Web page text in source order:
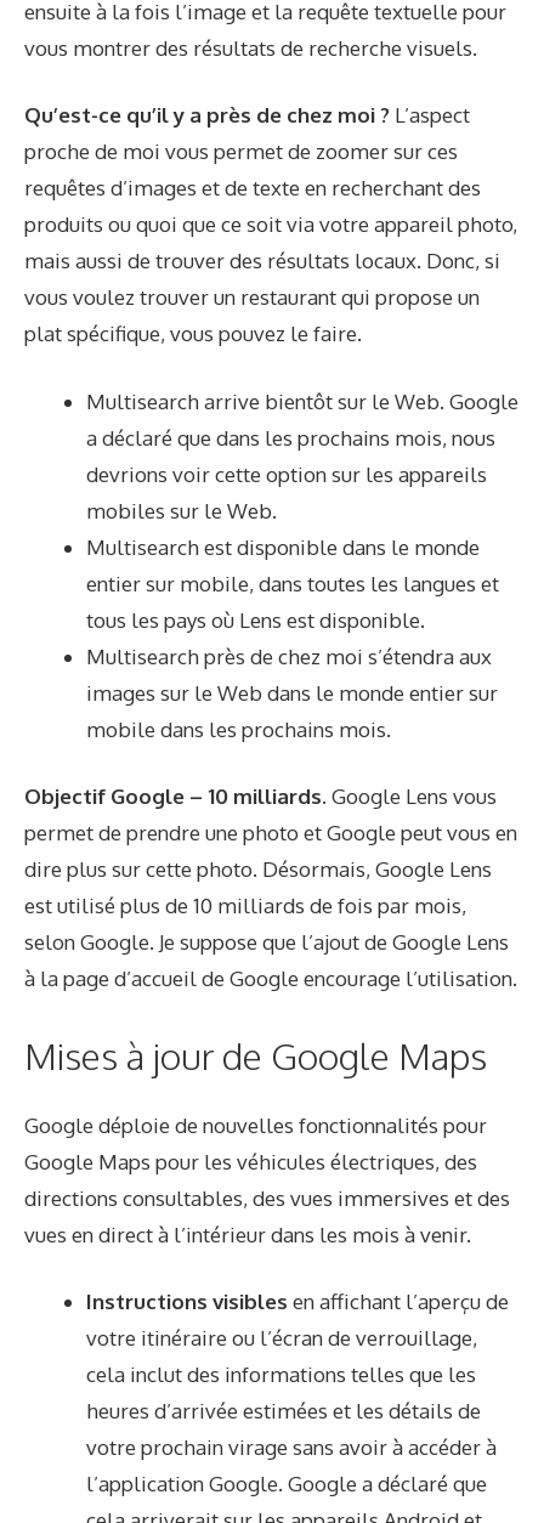
ensuite à la fois l’image et la requête textuelle pour
vous montrer des résultats de recherche visuels.
Qu’est-ce qu’il y a près de chez moi ? L’aspect
proche de moi vous permet de zoomer sur ces
requêtes d’images et de texte en recherchant des
produits ou quoi que ce soit via votre appareil photo,
mais aussi de trouver des résultats locaux. Donc, si
vous voulez trouver un restaurant qui propose un
plat spécifique, vous pouvez le faire.
Multisearch arrive bientôt sur le Web. Google
a déclaré que dans les prochains mois, nous
devrions voir cette option sur les appareils
mobiles sur le Web.
Multisearch est disponible dans le monde
entier sur mobile, dans toutes les langues et
tous les pays où Lens est disponible.
Multisearch près de chez moi s’étendra aux
images sur le Web dans le monde entier sur
mobile dans les prochains mois.
Objectif Google – 10 milliards. Google Lens vous
permet de prendre une photo et Google peut vous en
dire plus sur cette photo. Désormais, Google Lens
est utilisé plus de 10 milliards de fois par mois,
selon Google. Je suppose que l’ajout de Google Lens
à la page d’accueil de Google encourage l’utilisation.
Mises à jour de Google Maps
Google déploie de nouvelles fonctionnalités pour
Google Maps pour les véhicules électriques, des
directions consultables, des vues immersives et des
vues en direct à l’intérieur dans les mois à venir.
Instructions visibles en affichant l’aperçu de
votre itinéraire ou l’écran de verrouillage,
cela inclut des informations telles que les
heures d’arrivée estimées et les détails de
votre prochain virage sans avoir à accéder à
l’application Google. Google a déclaré que